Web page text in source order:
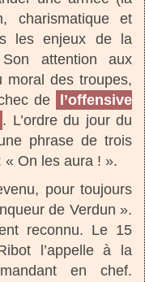
charismatique et
les enjeux de la
attention aux
moral des troupes,
de
l’offensive
. L’ordre du jour du
phrase de trois
« On les aura ! ».
pour toujours
de Verdun ».
reconnu. Le 15
l’appelle à la
en chef.